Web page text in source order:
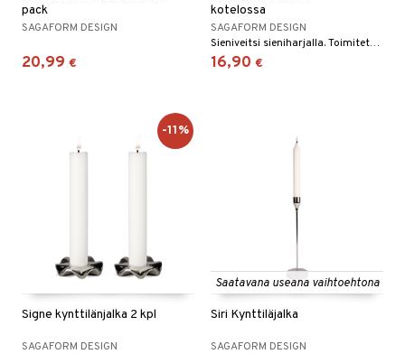
pack
SAGAFORM DESIGN
20,99 €
kotelossa
SAGAFORM DESIGN
Sieniveitsi sieniharjalla. Toimitetaan mustassa canvas-kotelossa.
16,90 €
Signe kynttilänjalka 2 kpl
SAGAFORM DESIGN
-11%
Saatavana useana vaihtoehtona
Siri Kynttiläjalka
SAGAFORM DESIGN